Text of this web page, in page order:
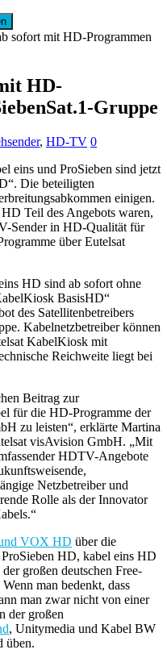
sofort mit HD-Programmen
HD-
Gruppe
, HD-TV 0
eins und ProSieben sind jetzt
Die beteiligten
einigen.
Teil des Angebots waren,
Sender in HD-Qualität für
über Eutelsat
HD sind ab sofort ohne
BasisHD“
des Satellitenbetreibers
Kabelnetzbetreiber können
KabelKiosk mit
Reichweite liegt bei
Beitrag zur
für die HD-Programme der
zu leisten“, erklärte Martina
visAvision GmbH. „Mit
HDTV-Angebote
Netzbetreiber und
Rolle als der Innovator
VOX HD über die
HD, kabel eins HD
großen deutschen Free-
man bedenkt, dass
man zwar nicht von einer
der großen
, Unitymedia und Kabel BW
üben.